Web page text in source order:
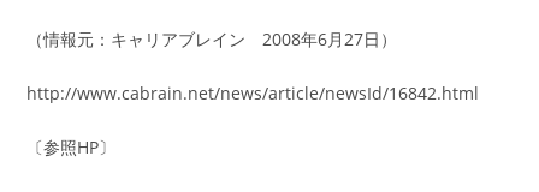
（情報元：キャリアブレイン 2008年6月27日）
http://www.cabrain.net/news/article/newsId/16842.html
〔参照HP〕